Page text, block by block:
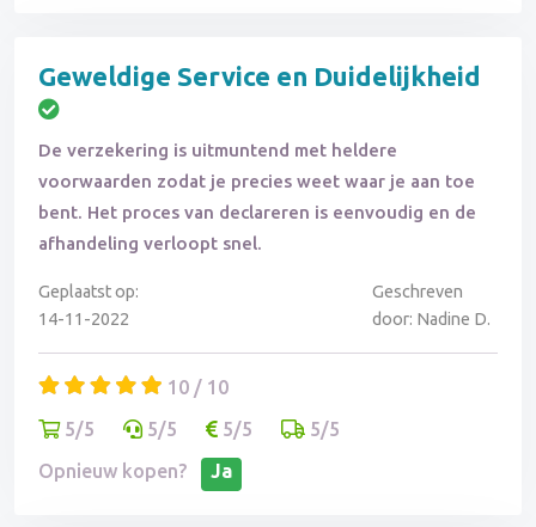
Geweldige Service en Duidelijkheid
De verzekering is uitmuntend met heldere
voorwaarden zodat je precies weet waar je aan toe
bent. Het proces van declareren is eenvoudig en de
afhandeling verloopt snel.
Geplaatst op:
14-11-2022
Geschreven
door: Nadine D.
10 / 10
5/5
5/5 5/5
5/5
Opnieuw kopen?
Ja